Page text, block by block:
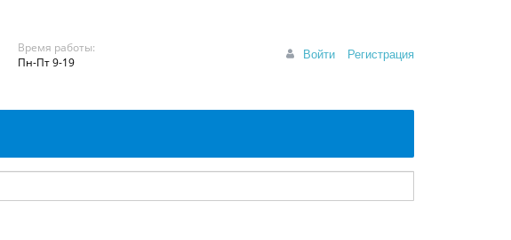
Войти Регистрация
Время работы:
Пн-Пт 9-19